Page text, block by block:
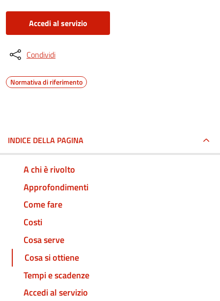
Accedi al servizio
Condividi
Normativa di riferimento
INDICE DELLA PAGINA
A chi è rivolto
Approfondimenti
Come fare
Costi
Cosa serve
Cosa si ottiene
Tempi e scadenze
Accedi al servizio